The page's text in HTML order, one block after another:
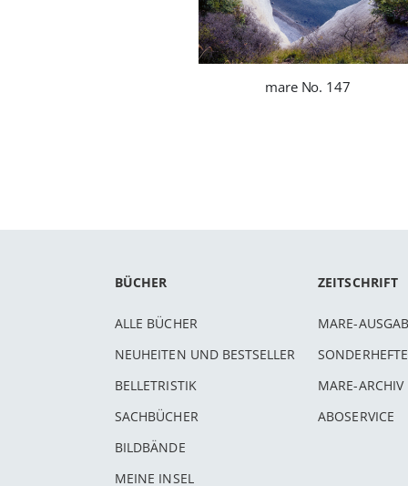
mare No. 147
BÜCHER
ALLE BÜCHER
NEUHEITEN UND BESTSELLER
BELLETRISTIK
SACHBÜCHER
BILDBÄNDE
MEINE INSEL
ZEITSCHRIFT
MARE-
SONDERHEFTE
MARE-ARCHIV
ABOSERVICE